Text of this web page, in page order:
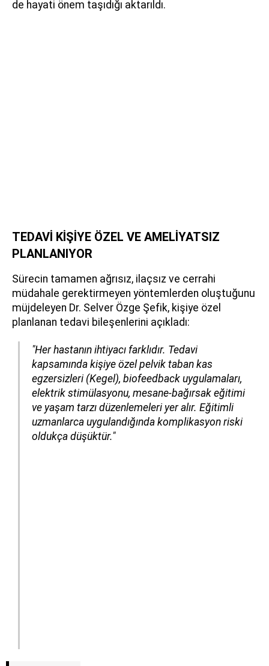
de hayati önem taşıdığı aktarıldı.
TEDAVİ KİŞİYE ÖZEL VE AMELİYATSIZ
PLANLANIYOR
Sürecin tamamen ağrısız, ilaçsız ve cerrahi
müdahale gerektirmeyen yöntemlerden oluştuğunu
müjdeleyen Dr. Selver Özge Şefik, kişiye özel
planlanan tedavi bileşenlerini açıkladı:
"Her hastanın ihtiyacı farklıdır. Tedavi
kapsamında kişiye özel pelvik taban kas
egzersizleri (Kegel), biofeedback uygulamaları,
elektrik stimülasyonu, mesane-bağırsak eğitimi
ve yaşam tarzı düzenlemeleri yer alır. Eğitimli
uzmanlarca uygulandığında komplikasyon riski
oldukça düşüktür."